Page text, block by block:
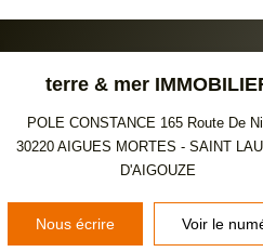
terre & mer
POLE CONSTANCE 165 Route De
30220 AIGUES MORTES - SAINT
D'AIGOUZE
Nous écrire Voir le